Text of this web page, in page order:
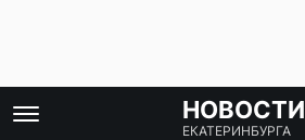
НОВОСТИ
ЕКАТЕРИНБУРГА